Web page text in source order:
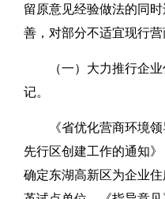
留原意见经验做法的同
善，对部分不适宜现行营
（一）大力推行企
记。
《省优化营商环境
先行区创建工作的通知
确定东湖高新区为企业